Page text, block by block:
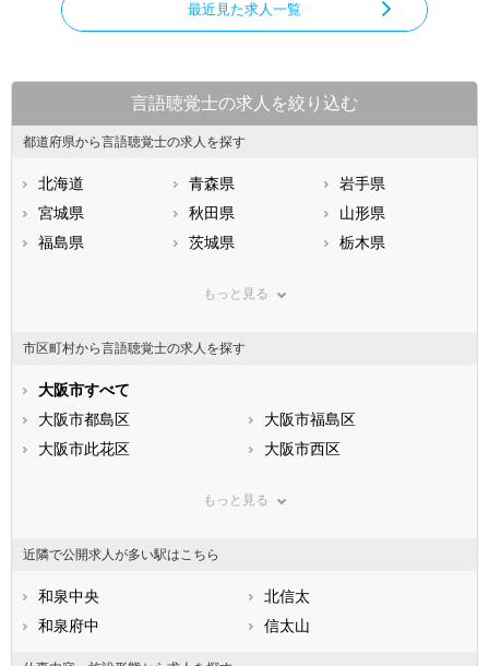
最近見た求人一覧
言語聴覚士の求人を絞り込む
都道府県から言語聴覚士の求人を探す
北海道 青森県
岩手県
宮城県
秋田県
山形県
福島県
茨城県
栃木県
神奈川県
石川県
福井県
静岡県
滋賀県
大阪府
兵庫県
和歌山県
山口県
福岡県
佐賀県
熊本県
鹿児島県
もっと見る
市区町村から言語聴覚士の求人を探す
大阪市すべて
大阪市都島区
大阪市福島区
大阪市此花区
大阪市西区
大阪市浪速区
大阪市東成区
大阪市旭区
大阪市城東区
大阪市阿倍野区
大阪市住吉区
もっと見る
近隣で公開求人が多い駅はこちら
和泉中央
北信太
和泉府中
信太山